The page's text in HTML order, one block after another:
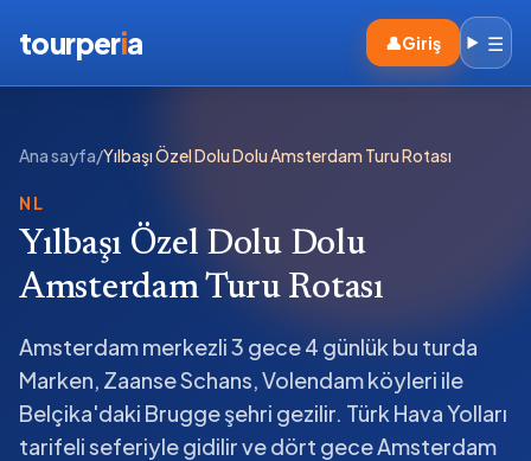
tourperia 👤Giriş ☰
Ana sayfa/Yılbaşı Özel Dolu Dolu Amsterdam Turu Rotası
NL
Yılbaşı Özel Dolu Dolu
Amsterdam Turu Rotası
Amsterdam merkezli 3 gece 4 günlük bu turda
Marken, Zaanse Schans, Volendam köyleri ile
Belçika'daki Brugge şehri gezilir. Türk Hava Yolları
tarifeli seferiyle gidilir ve dört gece Amsterdam